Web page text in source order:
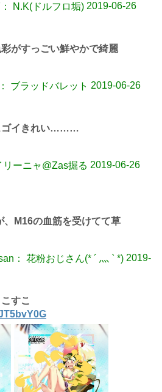
N.K(ドルフロ垢) 2019-06-26
がすっごい鮮やかで綺麗
ブラッドバレット 2019-06-26
ゴイきれい………
ーニャ@Zas掘る 2019-06-26
、M16の血筋を受けてて草
： 花粉おじさん(* ´ 灬 ` *) 2019-
すこ